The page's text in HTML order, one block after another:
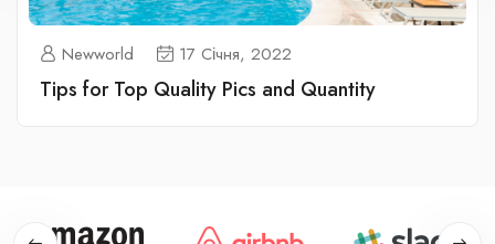
Newworld 17 Січня, 2022
Tips for Top Quality Pics and Quantity